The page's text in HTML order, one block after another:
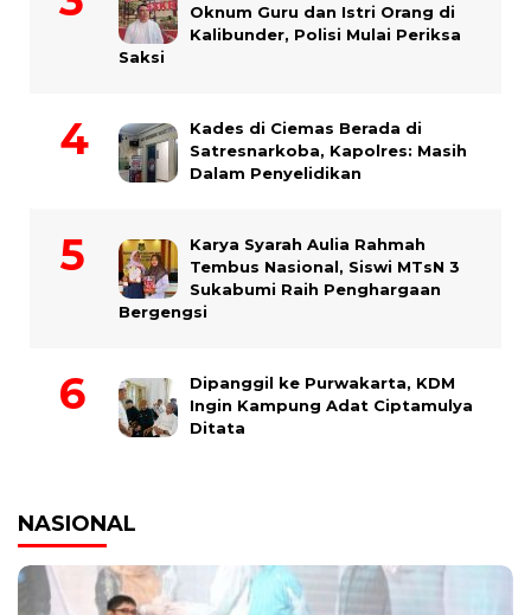
Oknum Guru dan Istri Orang di
Kalibunder, Polisi Mulai Periksa
Saksi
Kades di Ciemas Berada di
Satresnarkoba, Kapolres: Masih
Dalam Penyelidikan
Karya Syarah Aulia Rahmah
Tembus Nasional, Siswi MTsN 3
Sukabumi Raih Penghargaan
Bergengsi
Dipanggil ke Purwakarta, KDM
Ingin Kampung Adat Ciptamulya
Ditata
NASIONAL